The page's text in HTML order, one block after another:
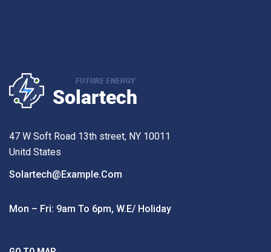
47 W Soft Road 13th street, NY 10011
Unitd States
Solartech@example.com
Mon – Fri: 9am To 6pm, W.e/ Holiday